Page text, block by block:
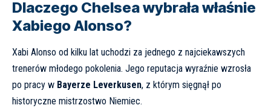
Dlaczego Chelsea wybrała właśnie
Xabiego Alonso?
Xabi Alonso od kilku lat uchodzi za jednego z najciekawszych
trenerów młodego pokolenia. Jego reputacja wyraźnie wzrosła
po pracy w Bayerze Leverkusen, z którym sięgnął po
historyczne mistrzostwo Niemiec.